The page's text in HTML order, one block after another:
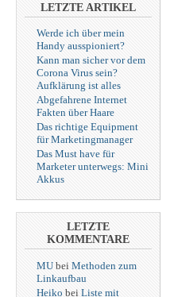
LETZTE ARTIKEL
Werde ich über mein
Handy ausspioniert?
Kann man sicher vor dem
Corona Virus sein?
Aufklärung ist alles
Abgefahrene Internet
Fakten über Haare
Das richtige Equipment
für Marketingmanager
Das Must have für
Marketer unterwegs: Mini
Akkus
LETZTE
KOMMENTARE
MU bei Methoden zum
Linkaufbau
Heiko bei Liste mit